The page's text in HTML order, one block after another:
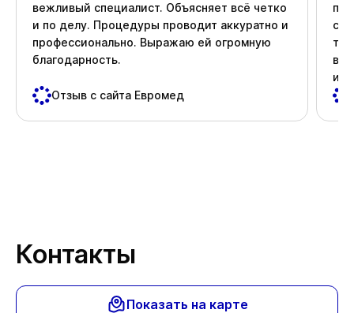
вежливый специалист. Объясняет всё четко
и по делу. Процедуры проводит аккуратно и
профессионально. Выражаю ей огромную
благодарность.
Отзыв с сайта Евромед
и
Контакты
Показать на карте